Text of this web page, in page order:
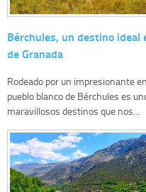
Bérchules, un destino ideal
de Granada
Rodeado por un impresionante
pueblo blanco de Bérchules es
maravillosos destinos que nos...